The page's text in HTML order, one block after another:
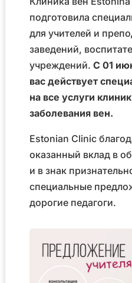
подготовила
для учителей и
заведений,
учреждений. С 01
вас действует
на все услуги
заболевания вен.
Estonian Clinic
оказанный вклад в
и в знак
специальные
дорогие педагоги.